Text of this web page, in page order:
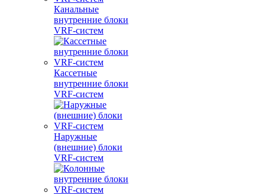
Канальные
внутренние блоки
VRF-систем
Кассетные
внутренние блоки
VRF-систем
Наружные
(внешние) блоки
VRF-систем